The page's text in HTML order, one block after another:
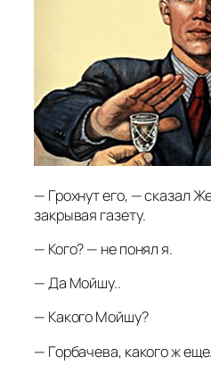
— Грохнут его, — сказал
закрывая газету.
— Кого? — не понял я.
— Да Мойшу..
— Какого Мойшу?
— Горбачева, какого ж